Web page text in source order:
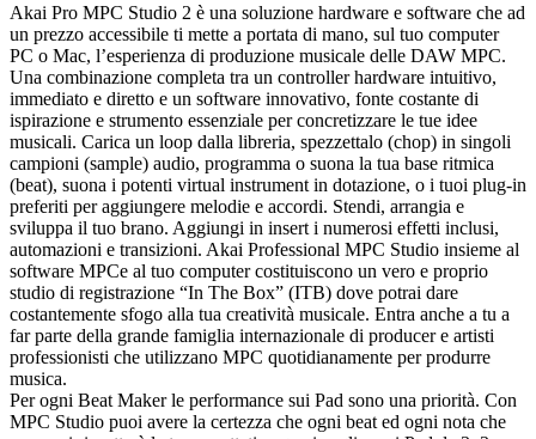
Akai Pro MPC Studio 2 è una soluzione hardware e software che ad
un prezzo accessibile ti mette a portata di mano, sul tuo computer
PC o Mac, l’esperienza di produzione musicale delle DAW MPC.
Una combinazione completa tra un controller hardware intuitivo,
immediato e diretto e un software innovativo, fonte costante di
ispirazione e strumento essenziale per concretizzare le tue idee
musicali. Carica un loop dalla libreria, spezzettalo (chop) in singoli
campioni (sample) audio, programma o suona la tua base ritmica
(beat), suona i potenti virtual instrument in dotazione, o i tuoi plug-in
preferiti per aggiungere melodie e accordi. Stendi, arrangia e
sviluppa il tuo brano. Aggiungi in insert i numerosi effetti inclusi,
automazioni e transizioni. Akai Professional MPC Studio insieme al
software MPCe al tuo computer costituiscono un vero e proprio
studio di registrazione “In The Box” (ITB) dove potrai dare
costantemente sfogo alla tua creatività musicale. Entra anche a tu a
far parte della grande famiglia internazionale di producer e artisti
professionisti che utilizzano MPC quotidianamente per produrre
musica.
Per ogni Beat Maker le performance sui Pad sono una priorità. Con
MPC Studio puoi avere la certezza che ogni beat ed ogni nota che